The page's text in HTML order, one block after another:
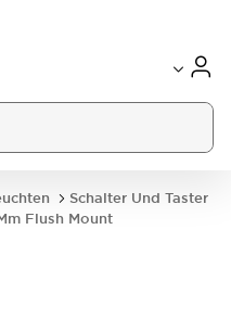
Schalter Und Taster
Flush Mount